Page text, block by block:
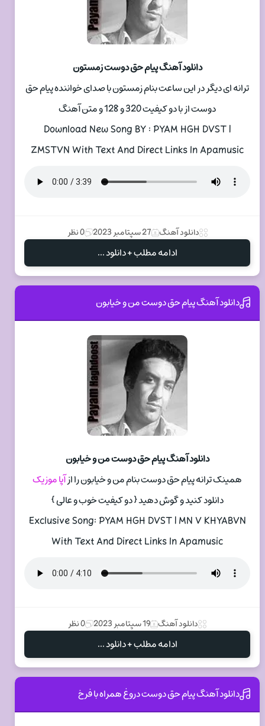
دانلود آهنگ پیام حق دوست زمستون
ترانه ای دیگر در این ساعت بنام زمستون با صدای خواننده پیام حق
دوست از با دو کیفیت 320 و 128 و متن آهنگ
Download New Song BY : PYAM HGH DVST |
ZMSTVN With Text And Direct Links In Apamusic
دانلود آهنگ 27 سپتامبر 2023 0 نظر
ادامه مطلب + دانلود ...
دانلود آهنگ پیام حق دوست من و خیابون
دانلود آهنگ پیام حق دوست من و خیابون
همینک ترانه پیام حق دوست بنام من و خیابون را ازآپا موزیک
دانلود کنید و گوش دهید { دو کیفیت خوب و عالی }
Exclusive Song: PYAM HGH DVST | MN V KHYABVN
With Text And Direct Links In Apamusic
دانلود آهنگ 19 سپتامبر 2023 0 نظر
ادامه مطلب + دانلود ...
دانلود آهنگ پیام حق دوست دروغ همراه با فرخ